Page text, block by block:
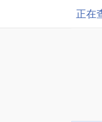
正在